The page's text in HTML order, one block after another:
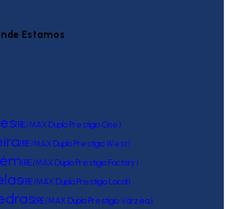
Estamos
(RE/MAX Duplo Prestígio One)
(RE/MAX Duplo Prestígio West)
(RE/MAX Duplo Prestígio Factory)
(RE/MAX Duplo Prestígio Local)
(RE/MAX Duplo Prestígio Várzea)